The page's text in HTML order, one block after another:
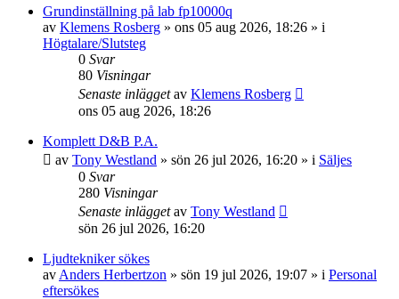
Grundinställning på lab fp10000q
av Klemens Rosberg » ons 05 aug 2026, 18:26 » i
Högtalare/Slutsteg
0 Svar
80 Visningar
Senaste inläggetav Klemens Rosberg
ons 05 aug 2026, 18:26
Komplett D&B P.A.
av Tony Westland » sön 26 jul 2026, 16:20 » i Säljes
0 Svar
280 Visningar
Senaste inläggetav Tony Westland
sön 26 jul 2026, 16:20
Ljudtekniker sökes
av Anders Herbertzon » sön 19 jul 2026, 19:07 » i Personal
eftersökes